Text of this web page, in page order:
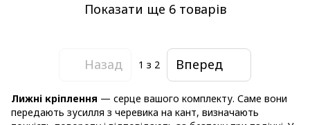
Показати ще 6 товарів
Назад 1 з 2 Вперед
Лижні кріплення — серце вашого комплекту. Саме вони
передають зусилля з черевика на кант, визначають